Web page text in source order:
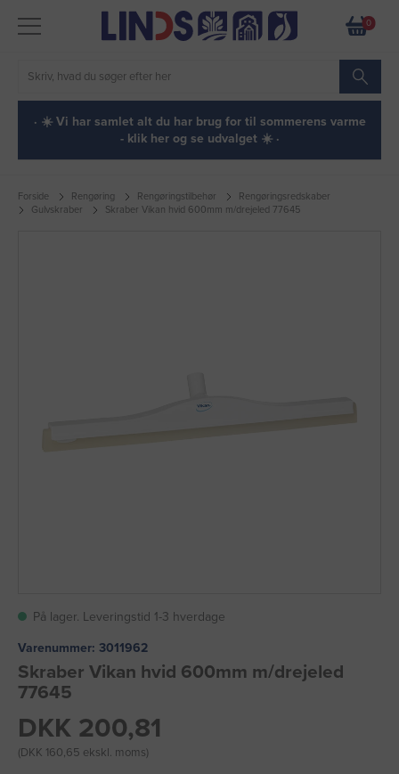
0
· ☀️ Vi har samlet alt du har brug for til sommerens varme
- klik her og se udvalget ☀️ ·
Forside Rengøring Rengøringstilbehør
Rengøringsredskaber
Gulvskraber
Skraber Vikan hvid 600mm m/drejeled 77645
På lager. Leveringstid 1-3 hverdage
Varenummer: 3011962
Skraber Vikan hvid 600mm m/drejeled
77645
DKK 200,81
(DKK 160,65 ekskl. moms)